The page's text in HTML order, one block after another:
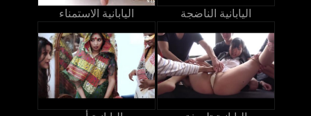
اليابانية الاستمناء اليابانية الناضجة